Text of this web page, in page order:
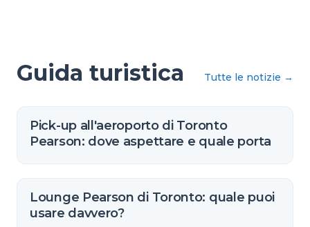
Guida turistica Tutte le notizie →
Pick-up all'aeroporto di Toronto
Pearson: dove aspettare e quale porta
Lounge Pearson di Toronto: quale puoi
usare davvero?